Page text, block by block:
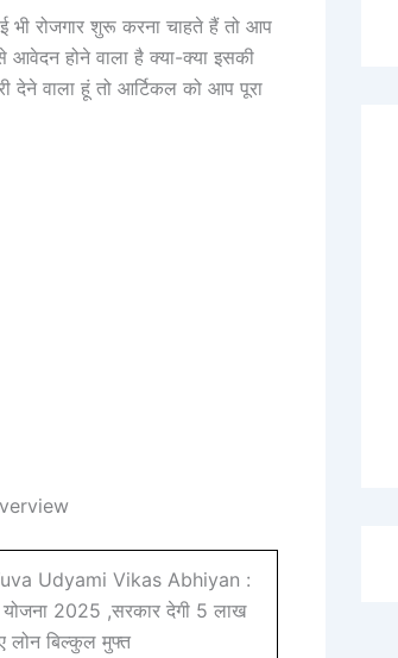
रोजगार शुरू करना चाहते हैं तो आप
होने वाला है क्या-क्या इसकी
वाला हूं तो आर्टिकल को आप पूरा
Udyami Vikas Abhiyan :
योजना 2025 ,सरकार देगी 5 लाख
लोन बिल्कुल मुफ्त